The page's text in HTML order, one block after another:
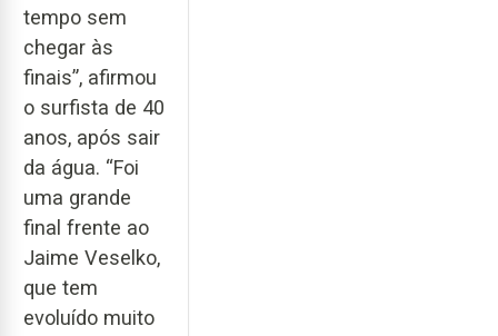
tempo sem
chegar às
finais”, afirmou
o surfista de 40
anos, após sair
da água. “Foi
uma grande
final frente ao
Jaime Veselko,
que tem
evoluído muito